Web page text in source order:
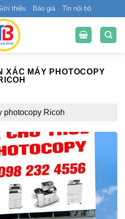
thiệu Báo giá Tin nội bộ
XÁC MÁY PHOTOCOPY
photocopy Ricoh